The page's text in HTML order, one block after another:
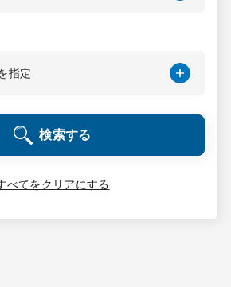
9:00 ～ 18:00（平日）
337-613
指定
検索する
べてをクリアにする